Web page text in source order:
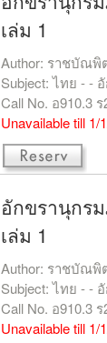
เล่ม 1
Author: ราชบัณพิ
Subject: ไทย - -
Call No. อ910.3 ร
Unavailable till 1/
อักขรานุกร
เล่ม 1
Author: ราชบัณพิ
Subject: ไทย - -
Call No. อ910.3 ร
Unavailable till 1/